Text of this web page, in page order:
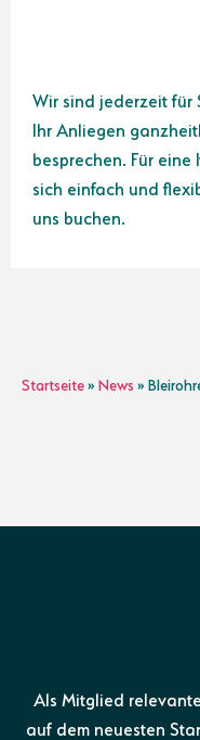
Wir sind jederzeit für
Ihr Anliegen
besprechen. Für
sich einfach und
uns buchen.
Startseite» News »
Als Mitglied
auf dem neuesten